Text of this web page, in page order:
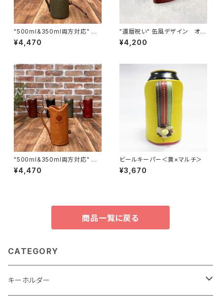
"500ml&350ml両方対応" ビ
ールキーパー＜Olive Green
＞
¥4,470
"還暦祝い" 缶風デザイン オリ
ジナルビールキーパー＜D.Red
＞国内産仔牛革
¥4,200
"500ml&350ml両方対応" ビ
ールキーパー＜CAMEL＞
¥4,470
ビールキーパー＜黄×マルチ＞
¥3,670
商品一覧に戻る
CATEGORY
キーホルダー